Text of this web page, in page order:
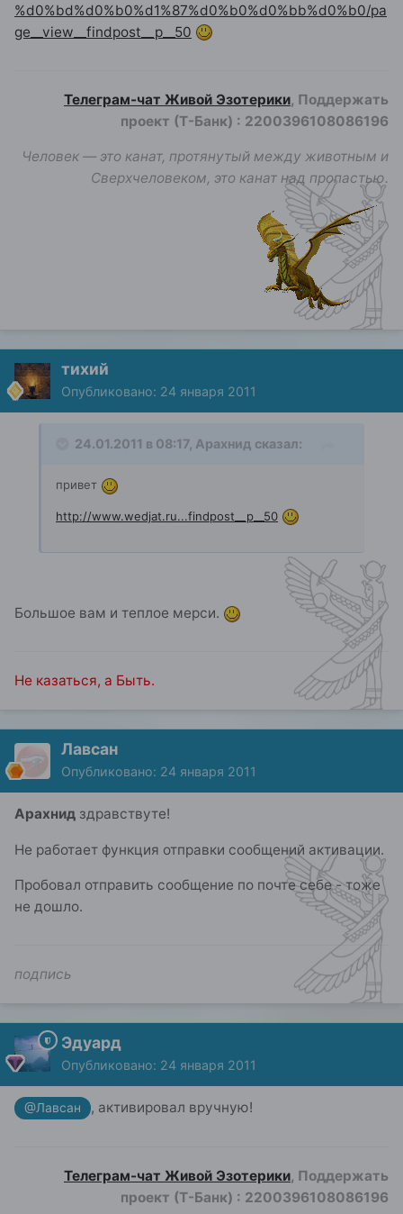
%d0%bd%d0%b0%d1%87%d0%b0%d0%bb%d0%b0/pa
ge__view__findpost__p__50
Телеграм-чат Живой Эзотерики, Поддержать
проект (Т-Банк) : 2200396108086196
Человек — это канат, протянутый между животным и
Сверхчеловеком, это канат над пропастью.
тихий
Опубликовано: 24 января 2011
24.01.2011 в 08:17, Арахнид сказал:
привет
http://www.wedjat.ru...findpost__p__50
Большое вам и теплое мерси.
Не казаться, а Быть.
Лавсан
Опубликовано: 24 января 2011
Арахнид здравствуте!
Не работает функция отправки сообщений активации.
Пробовал отправить сообщение по почте себе - тоже
не дошло.
подпись
Эдуард
Опубликовано: 24 января 2011
@Лавсан , активировал вручную!
Телеграм-чат Живой Эзотерики, Поддержать
проект (Т-Банк) : 2200396108086196